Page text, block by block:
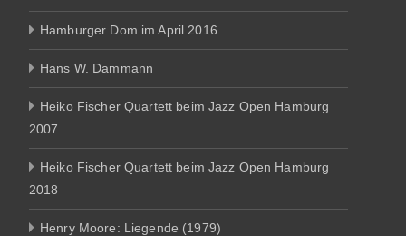
Hamburger Dom im April 2016
Hans W. Dammann
Heiko Fischer Quartett beim Jazz Open Hamburg
2007
Heiko Fischer Quartett beim Jazz Open Hamburg
2018
Henry Moore: Liegende (1979)